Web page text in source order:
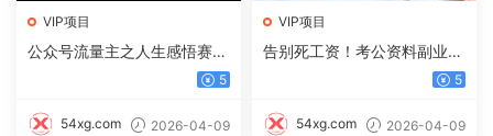
VIP项目
公众号流量主之人生感悟赛
道，起号快+高流量，单日阅5
54xg.com 2026-04-09
VIP项目
告别死工资！考公资料副业，
一单 100，日入过千不是梦 5
54xg.com 2026-04-09